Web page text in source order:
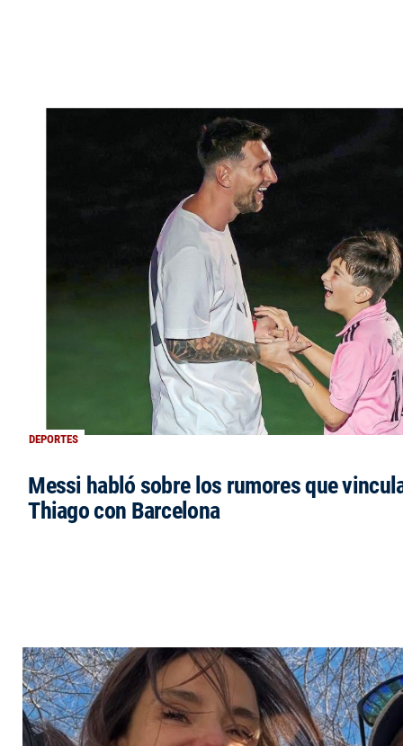
DEPORTES
Messi habló sobre los rumores que
Thiago con Barcelona